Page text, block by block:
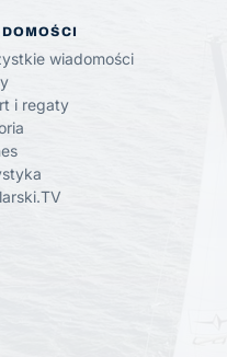
wiadomości
i regaty